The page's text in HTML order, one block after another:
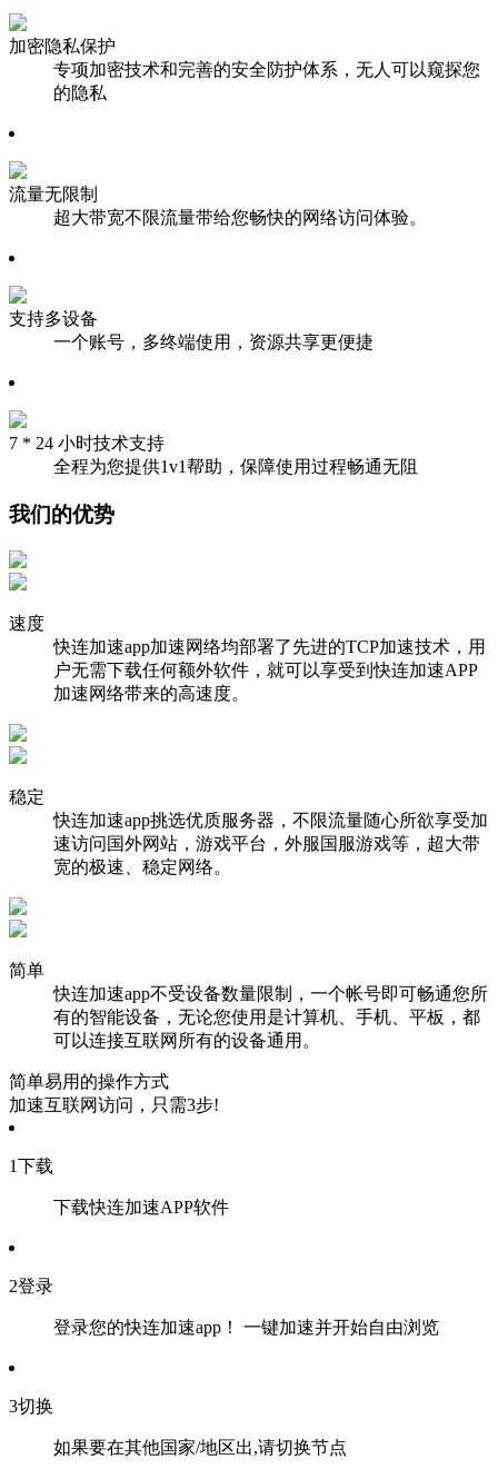
加密隐私保护
专项加密技术和完善的安全防护体系，无人可以窥探您
的隐私
流量无限制
超大带宽不限流量带给您畅快的网络访问体验。
支持多设备
一个账号，多终端使用，资源共享更便捷
7 * 24 小时技术支持
全程为您提供1v1帮助，保障使用过程畅通无阻
我们的优势
速度
快连加速app加速网络均部署了先进的TCP加速技术，用
户无需下载任何额外软件，就可以享受到快连加速APP
加速网络带来的高速度。
稳定
快连加速app挑选优质服务器，不限流量随心所欲享受加
速访问国外网站，游戏平台，外服国服游戏等，超大带
宽的极速、稳定网络。
简单
快连加速app不受设备数量限制，一个帐号即可畅通您所
有的智能设备，无论您使用是计算机、手机、平板，都
可以连接互联网所有的设备通用。
简单易用的操作方式
加速互联网访问，只需3步!
1下载
下载快连加速APP软件
2登录
登录您的快连加速app！ 一键加速并开始自由浏览
3切换
如果要在其他国家/地区出,请切换节点